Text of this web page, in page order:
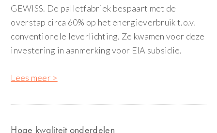
GEWISS. De palletfabriek bespaart met de
overstap circa 60% op het energieverbruik t.o.v.
conventionele leverlichting. Ze kwamen voor deze
investering in aanmerking voor EIA subsidie.
Lees meer >
Hoge kwaliteit onderdelen